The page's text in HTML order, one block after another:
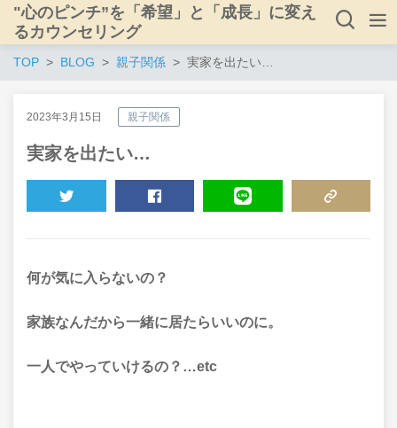
"心のピンチ”を「希望」と「成長」に変え
るカウンセリング
TOP BLOG 親子関係 実家を出たい…
2023年3月15日 親子関係
実家を出たい…
何が気に入らないの？
家族なんだから一緒に居たらいいのに。
一人でやっていけるの？…etc